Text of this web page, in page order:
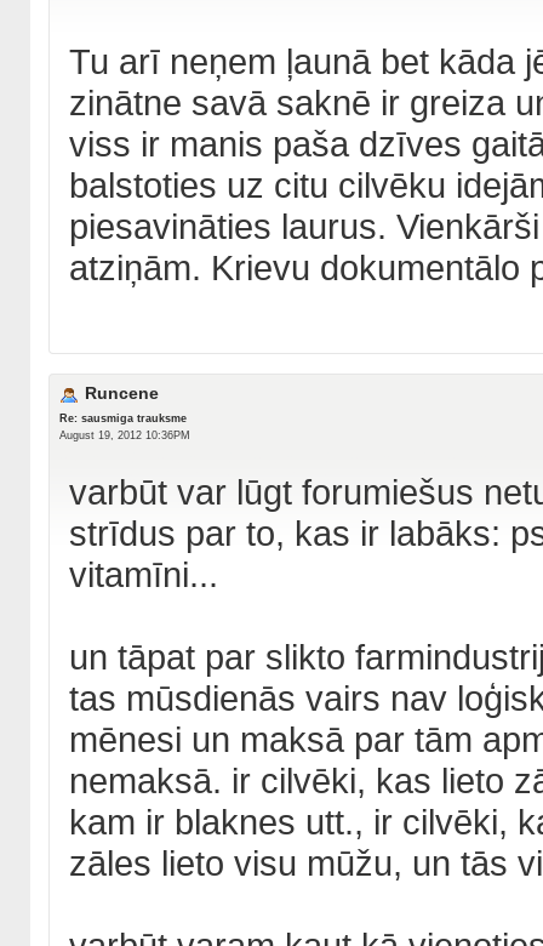
Tu arī neņem ļaunā bet kāda
zinātne savā saknē ir greiza
viss ir manis paša dzīves
balstoties uz citu cilvēku
piesavināties laurus.
atziņām. Krievu dokumentālo
Runcene
Re: sausmiga trauksme
August 19, 2012 10:36PM
varbūt var lūgt forumiešus
strīdus par to, kas ir labāks:
vitamīni...
un tāpat par slikto
tas mūsdienās vairs nav
mēnesi un maksā par tām
nemaksā. ir cilvēki, kas lieto
kam ir blaknes utt., ir cilvēki,
zāles lieto visu mūžu, un tās